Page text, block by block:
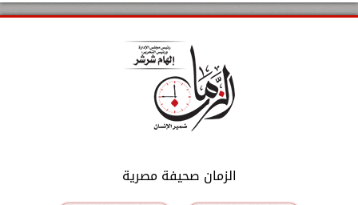
الزمان صحيفة مصرية